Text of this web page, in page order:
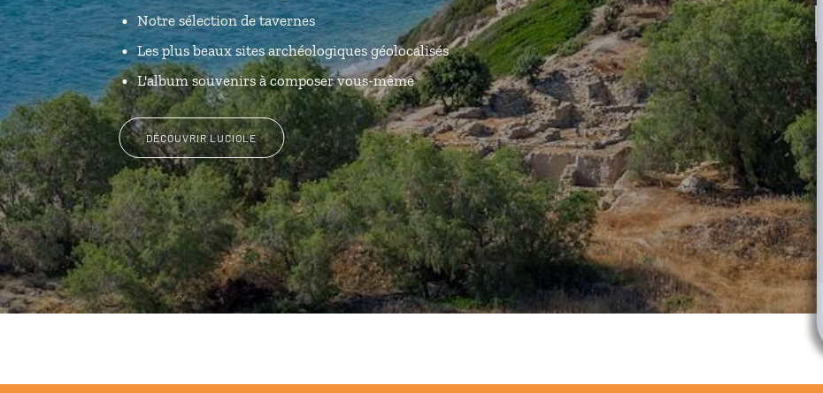
Notre sélection de tavernes
Les plus beaux sites archéologiques géolocalisés
L'album souvenirs à composer vous-même
DÉCOUVRIR LUCIOLE